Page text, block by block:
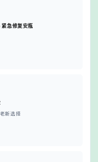
紧急修复安瓶
新选择